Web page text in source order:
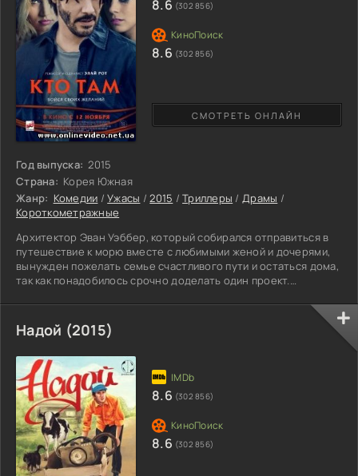
Год выпуска: 2015
Страна: Корея Южная
Жанр: Комедии /Ужасы /2015 /Триллеры / Драмы /
Короткометражные
Архитектор Эван Уэббер, который собирался отправиться в
путешествие к морю вместе с любимыми женой и дочерями,
вынужден пожелать семье счастливого пути и остаться дома,
так как понадобилось срочно доделать один проект.
за тем выходит на порог и видит двух юных девушек, которые
заблудились в незнакомом районе, промокли под дождем и
сильно замерзли. Проникшись сочувствием к двум бедолагам,
СМОТРЕТЬ ОНЛАЙН
8.6 (302 856)
8.6 (302 856)
Надой (2015)
8.6 (302 856)
8.6 (302 856)